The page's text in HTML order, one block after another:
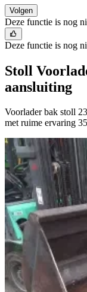
Volgen
Deze functie is nog
Deze functie is nog
Stoll
aansluiting
Voorlader bak stoll
met ruime ervaring